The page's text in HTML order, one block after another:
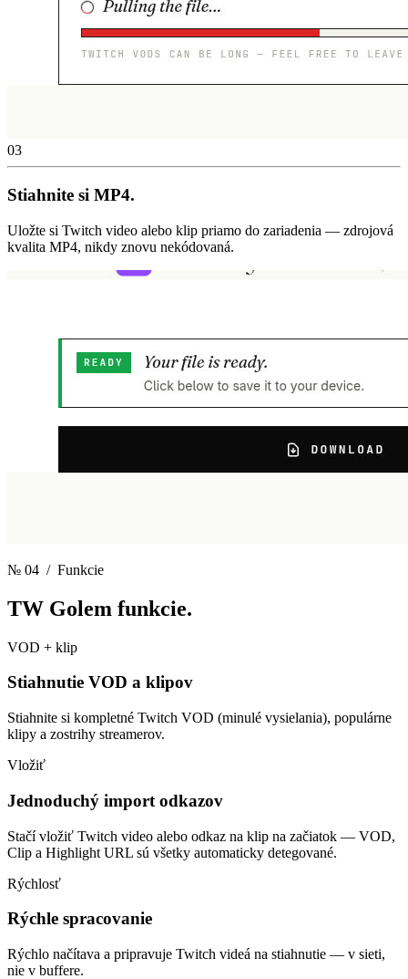
03
Stiahnite si MP4.
Uložte si Twitch video alebo klip priamo do zariadenia — zdrojová
kvalita MP4, nikdy znovu nekódovaná.
№ 04 / Funkcie
TW Golem funkcie.
VOD + klip
Stiahnutie VOD a klipov
Stiahnite si kompletné Twitch VOD (minulé vysielania), populárne
klipy a zostrihy streamerov.
Vložiť
Jednoduchý import odkazov
Stačí vložiť Twitch video alebo odkaz na klip na začiatok — VOD,
Clip a Highlight URL sú všetky automaticky detegované.
Rýchlosť
Rýchle spracovanie
Rýchlo načítava a pripravuje Twitch videá na stiahnutie — v sieti,
nie v buffere.